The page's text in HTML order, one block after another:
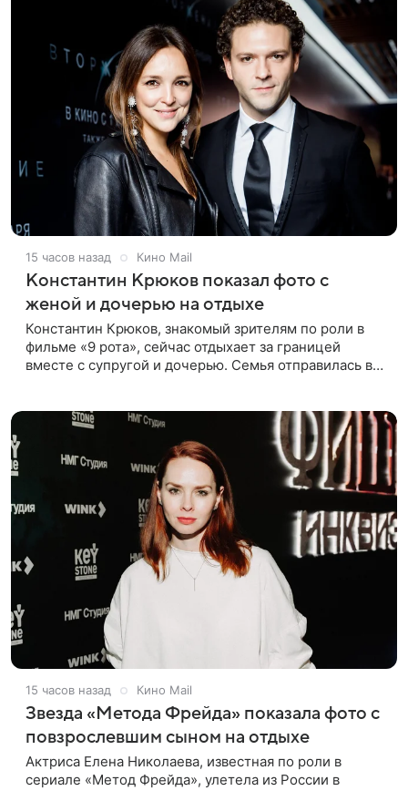
15 часов назад Кино Mail
Константин Крюков показал фото с
женой и дочерью на отдыхе
Константин Крюков, знакомый зрителям по роли в
фильме «9 рота», сейчас отдыхает за границей
вместе с супругой и дочерью. Семья отправилась в
15 часов назад Кино Mail
Звезда «Метода Фрейда» показала фото с
повзрослевшим сыном на отдыхе
Актриса Елена Николаева, известная по роли в
сериале «Метод Фрейда», улетела из России в